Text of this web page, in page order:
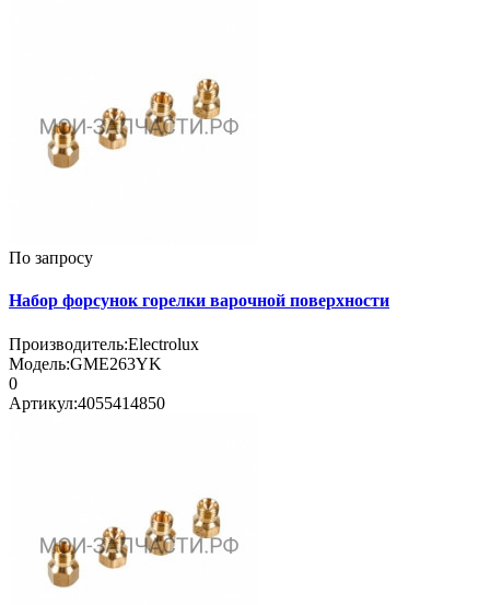
По запросу
Набор форсунок горелки варочной поверхности
Производитель:Electrolux
Модель:GME263YK
0
Артикул:4055414850